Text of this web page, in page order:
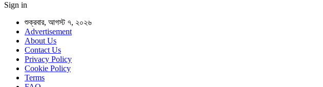
Sign in
শুক্রবার, আগস্ট ৭, ২০২৬
Advertisement
About Us
Contact Us
Privacy Policy
Cookie Policy
Terms